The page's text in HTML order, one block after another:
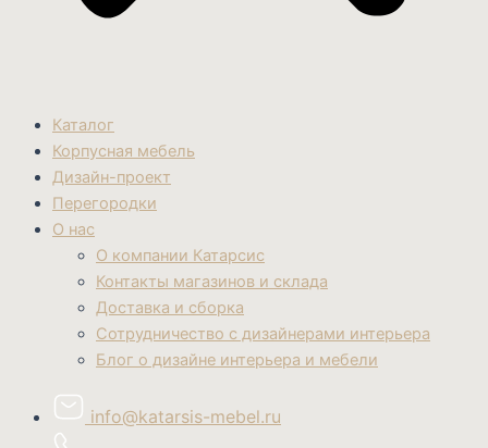
Каталог
Корпусная мебель
Дизайн-проект
Перегородки
О нас
О компании Катарсис
Контакты магазинов и склада
Доставка и сборка
Сотрудничество с дизайнерами интерьера
Блог о дизайне интерьера и мебели
info@katarsis-mebel.ru